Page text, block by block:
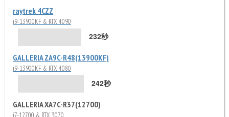
raytrek 4CZZ
i9-13900KF & RTX 4090
232秒
GALLERIA ZA9C-R48(13900KF)
i9-13900KF & RTX 4080
242秒
GALLERIA XA7C-R37(12700)